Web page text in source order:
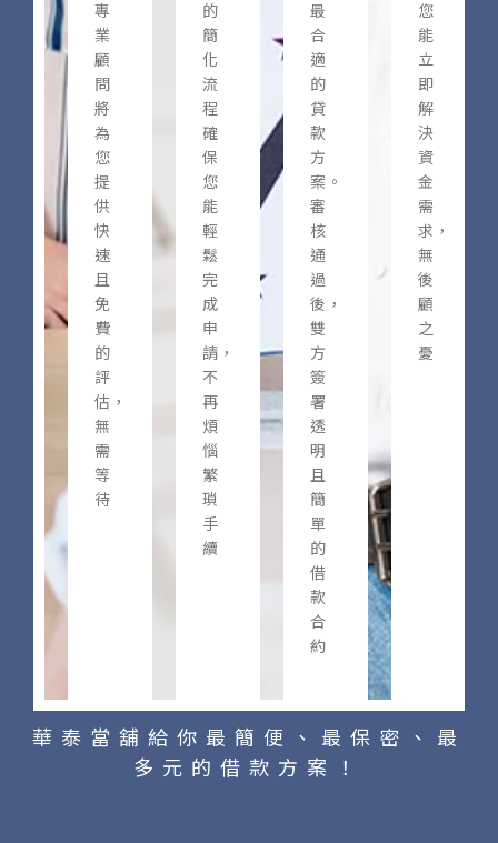
專
業
顧
問
將
為
您
提
供
快
速
且
免
費
的
評
估，
無
需
等
待
的
簡
化
流
程
確
保
您
能
輕
鬆
完
成
申
請，
不
再
煩
惱
繁
瑣
手
續
最
合
適
的
貸
款
方
案。
審
核
通
過
後，
雙
方
簽
署
透
明
且
簡
單
的
借
款
合
約
您
能
立
即
解
決
資
金
需
求，
無
後
顧
之
憂
華泰當舖給你最簡便、最保密、最
多元的借款方案！